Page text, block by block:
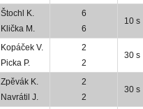
Štochl K.
Klička M.
6
6
10 s
Kopáček V.
Picka P.
2
2
30 s
Zpěvák K.
Navrátil J.
2
2
30 s